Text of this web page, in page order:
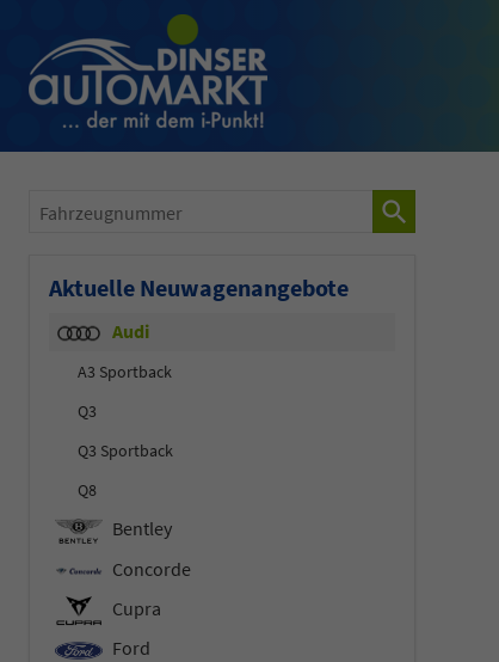
Fahrzeugnummer
Aktuelle Neuwagenangebote
Audi
A3 Sportback
Q3
Q3 Sportback
Q8
Bentley
Concorde
Cupra
Ford